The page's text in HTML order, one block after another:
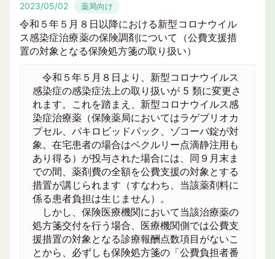
2023/05/02 薬局向け
令和５年５月８日以降における新型コロナウイル
ス感染症治療薬の保険調剤について（公費支援措
置の対象となる保険処方箋の取り扱い）
令和５年５月８日より、新型コロナウイルス
感染症の感染症法上の取り扱いが 5 類に変更さ
れます。これを踏まえ、新型コロナウイルス感
染症治療薬（保険薬局においてはラゲブリオカ
プセル、パキロビッドパック、ゾコーバ錠が対
象。在宅患者の場合はベクルリー点滴静注用も
あり得る）が投与された場合には、同９月末ま
での間、薬剤費の全額を公費支援の対象とする
措置が講じられます（すなわち、当該薬剤料に
係る患者負担は生じません）。
しかし、保険医療機関において当該治療薬の
処方箋交付を行う場合、医療機関側では公費支
援措置の対象となる診療報酬点数項目がないこ
とから、必ずしも保険処方箋の「公費負担者番